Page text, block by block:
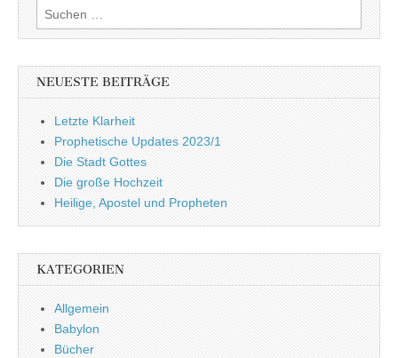
Suchen
nach:
NEUESTE BEITRÄGE
Letzte Klarheit
Prophetische Updates 2023/1
Die Stadt Gottes
Die große Hochzeit
Heilige, Apostel und Propheten
KATEGORIEN
Allgemein
Babylon
Bücher